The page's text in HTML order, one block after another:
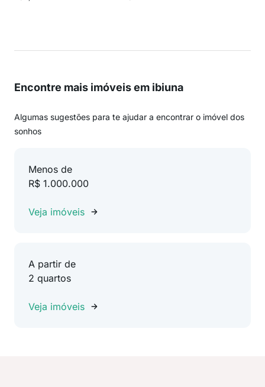
Encontre mais imóveis em ibiuna
Algumas sugestões para te ajudar a encontrar o imóvel dos
sonhos
Menos de
R$ 1.000.000
Veja imóveis
A partir de
2 quartos
Veja imóveis